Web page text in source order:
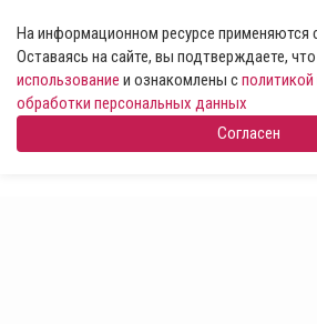
На информационном ресурсе применяются
Оставаясь на сайте, вы подтверждаете, что
использование и ознакомлены с
обработки персональных данных
Согласен